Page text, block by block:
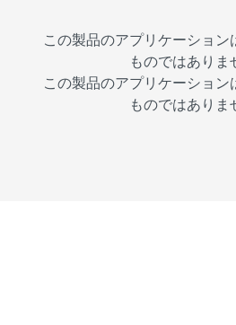
この製品のアプリケーション
ものではありま
この製品のアプリケーション
ものではありま